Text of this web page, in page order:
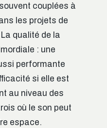
couplées à
les projets de
qualité de la
: une
performante
si elle est
au niveau des
où le son peut
espace.